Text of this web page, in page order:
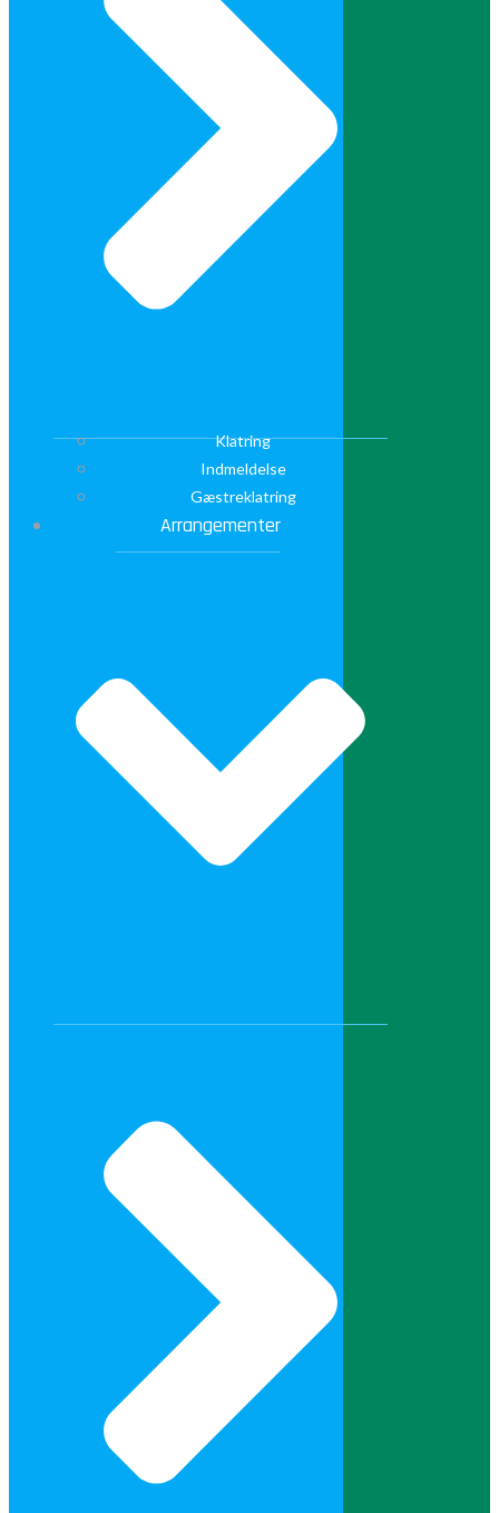
Klatring
Indmeldelse
Gæstreklatring
Arrangementer